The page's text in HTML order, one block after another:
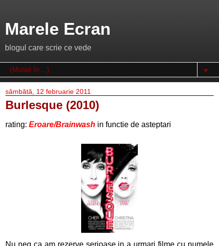
Marele Ecran
blogul care scrie ce vede
▼
sâmbătă, 12 februarie 2011
Burlesque (2010)
rating: Eroare/Brainwash in functie de asteptari
Nu neg ca am rezerve serioase in a urmari filme cu numele